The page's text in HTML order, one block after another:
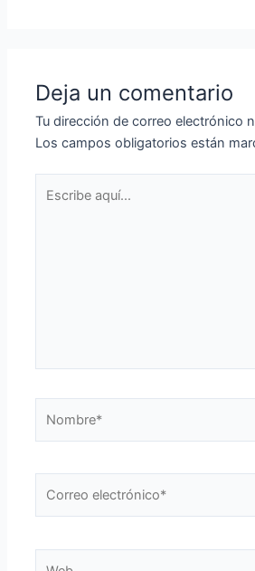
Deja un comentario
Tu dirección de correo electrónico
Los campos obligatorios están
aquí...